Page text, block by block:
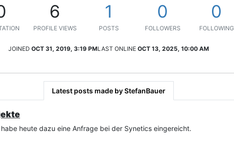
6
PROFILE VIEWS
1
POSTS
0
FOLLOWERS
0
FOLLOWING
JOINED OCT 31, 2019, 3:19 PMLAST ONLINE OCT 13, 2025, 10:00 AM
Latest posts made by StefanBauer
heute dazu eine Anfrage bei der Synetics eingereicht.